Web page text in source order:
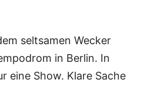
seltsamen Wecker
in Berlin. In
eine Show. Klare Sache